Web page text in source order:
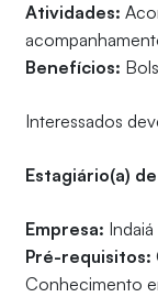
Atividades:
Benefícios:
Interessados
Estagiário(a)
Empresa: Indaiá
Pré-requisitos:
Conhecimento